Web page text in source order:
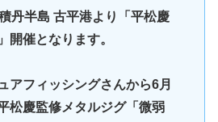
丹半島 古平港より「平松慶
開催となります。
アフィッシングさんから6月
松慶監修メタルジグ「微弱